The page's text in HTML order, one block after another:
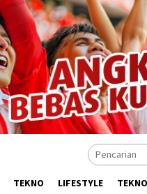
TEKNO LIFESTYLE TEKNO